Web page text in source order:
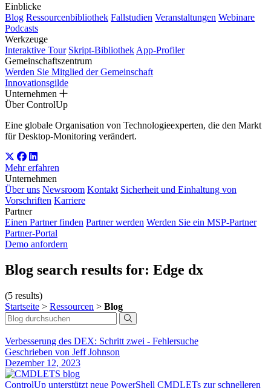
Einblicke
Blog Ressourcenbibliothek Fallstudien Veranstaltungen Webinare
Podcasts
Werkzeuge
Interaktive Tour Skript-Bibliothek App-Profiler
Gemeinschaftszentrum
Werden Sie Mitglied der Gemeinschaft
Innovationsgilde
Unternehmen
Über ControlUp
Eine globale Organisation von Technologieexperten, die den Markt
für Desktop-Monitoring verändert.
Mehr erfahren
Unternehmen
Über uns Newsroom Kontakt Sicherheit und Einhaltung von
Vorschriften Karriere
Partner
Einen Partner finden Partner werden Werden Sie ein MSP-Partner
Partner-Portal
Demo anfordern
Blog search results for: Edge dx
(5 results)
Startseite > Ressourcen > Blog
Verbesserung des DEX: Schritt zwei - Fehlersuche
Geschrieben von Jeff Johnson
Dezember 12, 2023
ControlUp unterstützt neue PowerShell CMDLETs zur schnelleren